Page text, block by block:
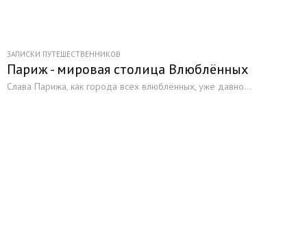
ЗАПИСКИ ПУТЕШЕСТВЕННИКОВ
Париж - мировая столица Влюблённых
Слава Парижа, как города всех влюблённых, уже давно...